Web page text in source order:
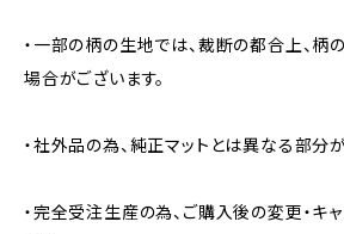
・一部の柄の生地では、裁断の都合上、柄
場合がございます。
・社外品の為、純正マットとは異なる部分が
・完全受注生産の為、ご購入後の変更・キ